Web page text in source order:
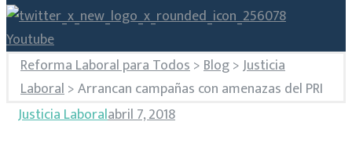
Youtube
Reforma Laboral para Todos>Blog>Justicia
Laboral>Arrancan campañas con amenazas del PRI
Justicia Laboralabril 7, 2018